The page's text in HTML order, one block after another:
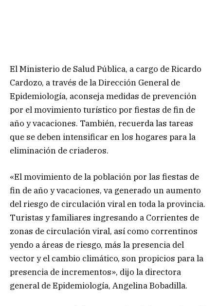
El Ministerio de Salud Pública, a cargo de Ricardo
Cardozo, a través de la Dirección General de
Epidemiología, aconseja medidas de prevención
por el movimiento turístico por fiestas de fin de
año y vacaciones. También, recuerda las tareas
que se deben intensificar en los hogares para la
eliminación de criaderos.
«El movimiento de la población por las fiestas de
fin de año y vacaciones, va generado un aumento
del riesgo de circulación viral en toda la provincia.
Turistas y familiares ingresando a Corrientes de
zonas de circulación viral, así como correntinos
yendo a áreas de riesgo, más la presencia del
vector y el cambio climático, son propicios para la
presencia de incrementos», dijo la directora
general de Epidemiología, Angelina Bobadilla.